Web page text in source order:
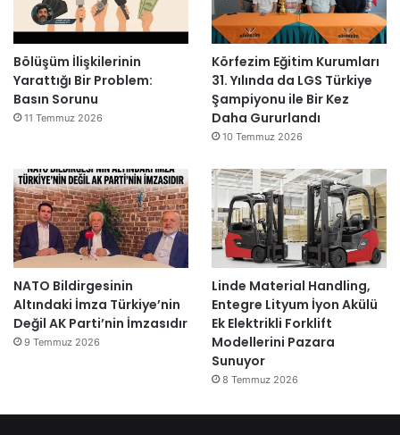
Bölüşüm İlişkilerinin
Yarattığı Bir Problem:
Basın Sorunu
11 Temmuz 2026
Körfezim Eğitim Kurumları
31. Yılında da LGS Türkiye
Şampiyonu ile Bir Kez
Daha Gururlandı
10 Temmuz 2026
NATO Bildirgesinin
Altındaki İmza Türkiye’nin
Değil AK Parti’nin İmzasıdır
9 Temmuz 2026
Linde Material Handling,
Entegre Lityum İyon Akülü
Ek Elektrikli Forklift
Modellerini Pazara
Sunuyor
8 Temmuz 2026